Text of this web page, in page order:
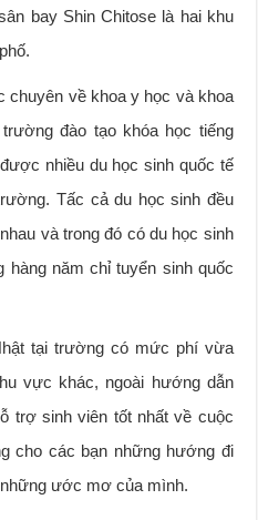
bay Shin Chitose là hai khu
chuyên về khoa y học và khoa
đào tạo khóa học tiếng
nhiều du học sinh quốc tế
Tấc cả du học sinh đều
và trong đó có du học sinh
năm chỉ tuyển sinh quốc
tại trường có mức phí vừa
vực khác, ngoài hướng dẫn
trợ sinh viên tốt nhất về cuộc
cho các bạn những hướng đi
ước mơ của mình.